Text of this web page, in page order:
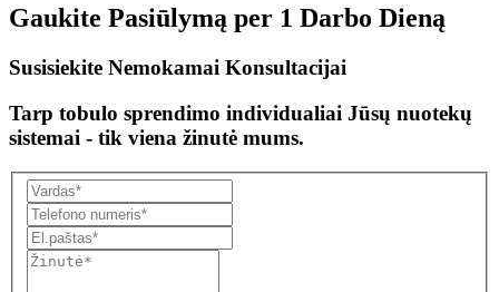
Gaukite Pasiūlymą per 1 Darbo Dieną
Susisiekite Nemokamai Konsultacijai
Tarp tobulo sprendimo individualiai Jūsų nuotekų
sistemai - tik viena žinutė mums.